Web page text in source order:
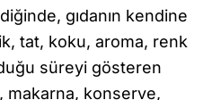
gıdanın kendine
tat, koku, aroma, renk
süreyi gösteren
makarna, konserve,